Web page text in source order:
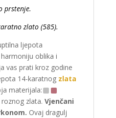
prstenje.
zlato (585).
ljepota
oblika i
vas prati kroz godine
14-karatnog zlata
materijala:
zlata. Vjenčani
Ovaj dragulj